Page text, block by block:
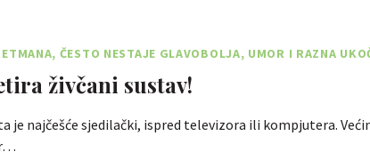
ČESTO NESTAJE GLAVOBOLJA, UMOR I RAZNA
živčani sustav!
je najčešće sjedilački, ispred televizora ili kompjutera.